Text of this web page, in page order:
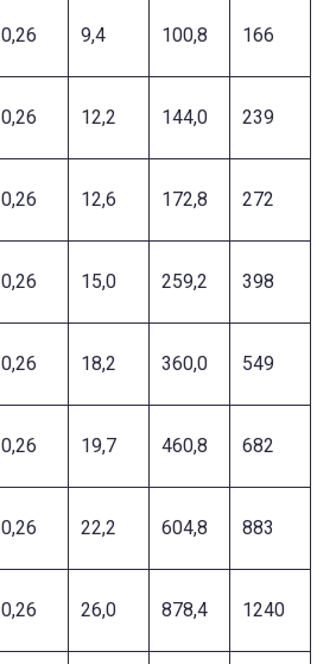
0,26 9,4 100,8 166
0,26 12,2 144,0 239
0,26 12,6 172,8 272
0,26 15,0 259,2 398
0,26 18,2 360,0 549
0,26 19,7 460,8 682
0,26 22,2 604,8 883
0,26 26,0 878,4 1240